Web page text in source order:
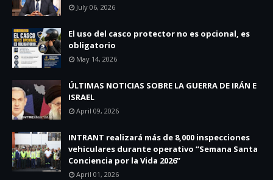
July 06, 2026
El uso del casco protector no es opcional, es
obligatorio
May 14, 2026
ÚLTIMAS NOTICIAS SOBRE LA GUERRA DE IRÁN E
ISRAEL
April 09, 2026
INTRANT realizará más de 8,000 inspecciones
vehiculares durante operativo “Semana Santa
Conciencia por la Vida 2026”
April 01, 2026